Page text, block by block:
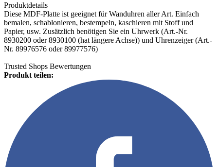
Produktdetails
Diese MDF-Platte ist geeignet für Wanduhren aller Art. Einfach
bemalen, schablonieren, bestempeln, kaschieren mit Stoff und
Papier, usw. Zusätzlich benötigen Sie ein Uhrwerk (Art.-Nr.
8930200 oder 8930100 (hat längere Achse)) und Uhrenzeiger (Art.-
Nr. 89976576 oder 89977576)
Trusted Shops Bewertungen
Produkt teilen: